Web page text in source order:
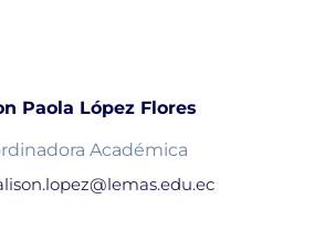
Paola López Flores
Académica